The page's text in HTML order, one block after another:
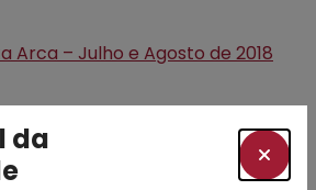
02 julho, 2026
da